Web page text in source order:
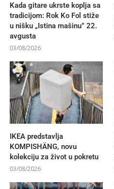
Kada gitare ukrste koplja sa
tradicijom: Rok Ko Fol stiže
u nišku „Istina mašinu” 22.
avgusta
03/08/2026
IKEA predstavlja
KOMPISHÄNG, novu
kolekciju za život u pokretu
03/08/2026